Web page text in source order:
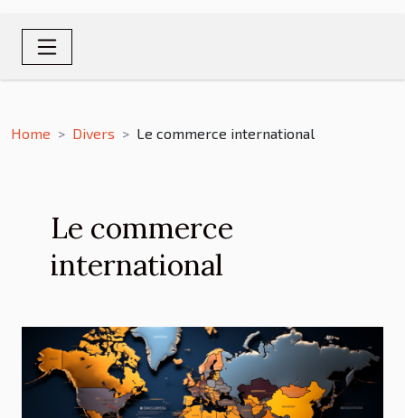
Home Divers Le commerce international
Le commerce
international